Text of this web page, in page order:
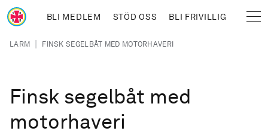
Hoppa till huvudinnehåll
BLI MEDLEM STÖD OSS BLI FRIVILLIG
Länkstig
LARM | FINSK SEGELBÅT MED MOTORHAVERI
Finsk segelbåt med
motorhaveri